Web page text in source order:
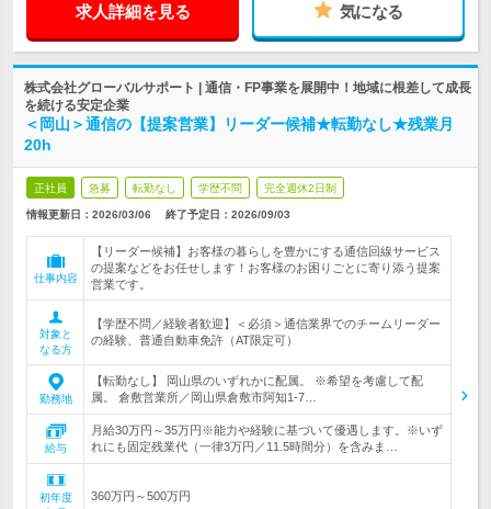
求人詳細を見る 気になる
株式会社グローバルサポート | 通信・FP事業を展開中！地域に根差して成長
を続ける安定企業
＜岡山＞通信の【提案営業】リーダー候補★転勤なし★残業月
20h
正社員 急募 転勤なし 学歴不問 完全週休2日制
情報更新日：2026/03/06 終了予定日： 2026/09/03
仕事内容
【リーダー候補】お客様の暮らしを豊かにする通信回線サービス
の提案などをお任せします！お客様のお困りごとに寄り添う提案
営業です。
対象と
なる方
【学歴不問／経験者歓迎】＜必須＞通信業界でのチームリーダー
の経験、普通自動車免許（AT限定可）
勤務地
【転勤なし】 岡山県のいずれかに配属。 ※希望を考慮して配
属。 倉敷営業所／岡山県倉敷市阿知1-7…
給与
月給30万円～35万円※能力や経験に基づいて優遇します。※いず
れにも固定残業代（一律3万円／11.5時間分）を含みま…
初年度
360万円～500万円